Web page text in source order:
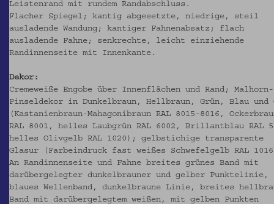
Leistenrand mit rundem Randabschluss.
Flacher Spiegel; kantig abgesetzte, niedrige, steil
ausladende Wandung; kantiger Fahnenabsatz; flach
ausladende Fahne; senkrechte, leicht einziehende
Randinnenseite mit Innenkante.
Dekor:
Cremeweiße Engobe über Innenflächen und Rand;
Pinseldekor in Dunkelbraun, Hellbraun, Grün, Blau und
(Kastanienbraun-Mahagonibraun RAL 8015-8016,
RAL 8001, helles Laubgrün RAL 6002, Brillantblau RAL
helles Olivgelb RAL 1020); gelbstichige transparente
Glasur (Farbeindruck fast weißes Schwefelgelb RAL
An Randinnenseite und Fahne breites grünes Band mit
darübergelegter dunkelbrauner und gelber Punktelinie,
blaues Wellenband, dunkelbraune Linie, breites
Band mit darübergelegtem weißen, mit gelben Punkten